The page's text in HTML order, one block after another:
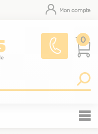
Mon compte
0